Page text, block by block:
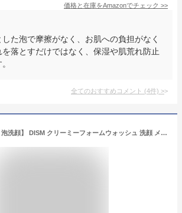
価格と在庫をAmazonでチェック >>
た泡で摩擦がなく、お肌への負担がなく
落とすだけではなく、保湿や肌荒れ防止
全てのおすすめコメント (4件) >
【濃密！炭酸 泡洗顔】 DISM クリーミーフォームウォッシュ 洗顔 メンズ レディース 洗顔フォーム 男女兼用 ディズム 120g(約2ヶ月分)